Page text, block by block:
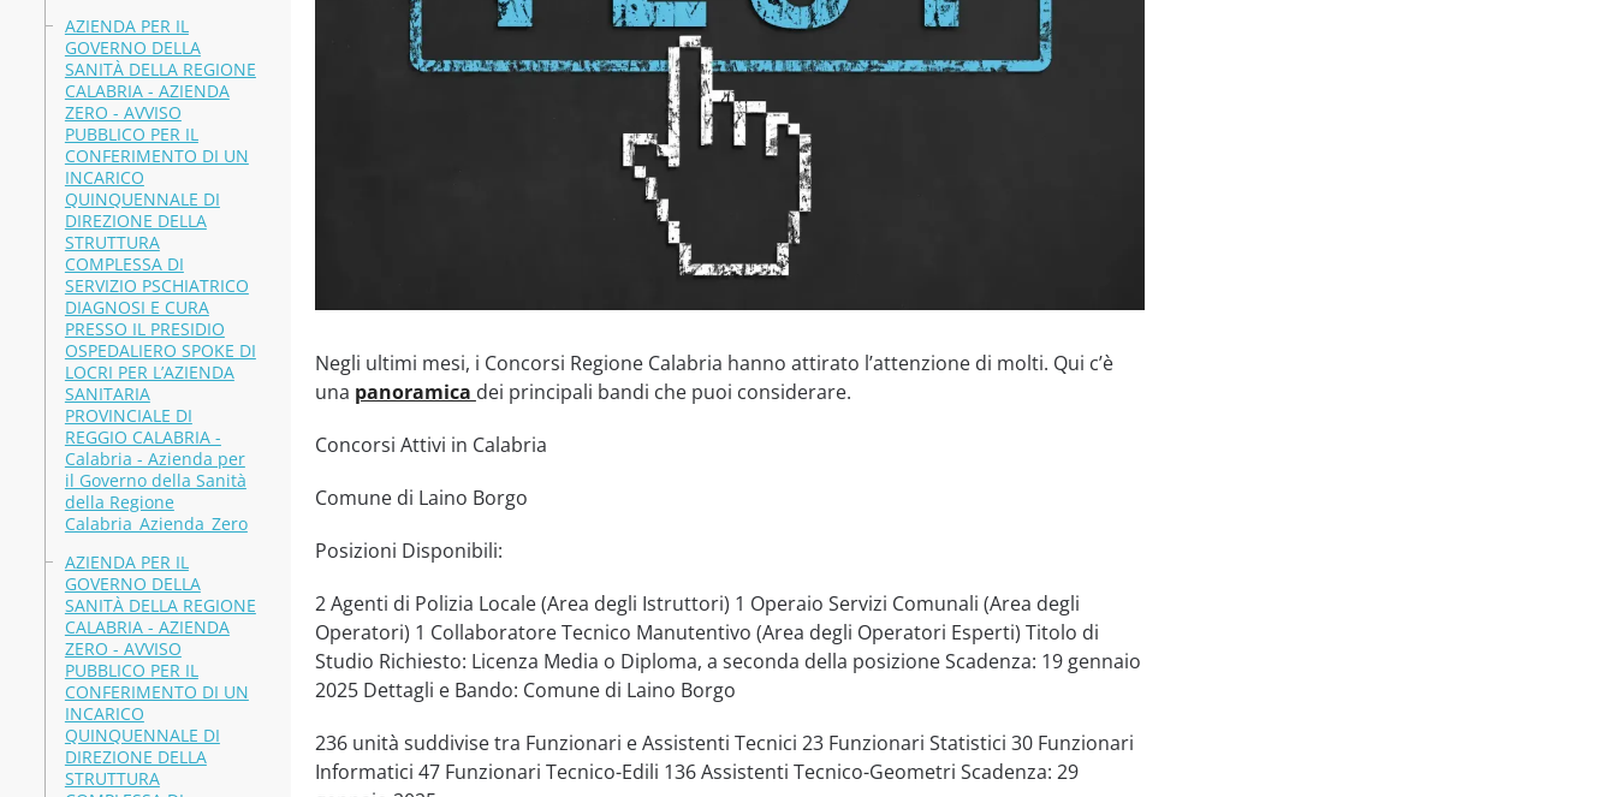
AZIENDA PER IL
GOVERNO DELLA
SANITÀ DELLA REGIONE
CALABRIA - AZIENDA
ZERO - AVVISO
PUBBLICO PER IL
CONFERIMENTO DI UN
INCARICO
QUINQUENNALE DI
DIREZIONE DELLA
STRUTTURA
COMPLESSA DI
SERVIZIO PSCHIATRICO
DIAGNOSI E CURA
PRESSO IL PRESIDIO
OSPEDALIERO SPOKE DI
LOCRI PER L’AZIENDA
SANITARIA
PROVINCIALE DI
REGGIO CALABRIA -
Calabria - Azienda per
il Governo della Sanità
della Regione
Calabria_Azienda_Zero
AZIENDA PER IL
GOVERNO DELLA
SANITÀ DELLA REGIONE
CALABRIA - AZIENDA
ZERO - AVVISO
PUBBLICO PER IL
CONFERIMENTO DI UN
INCARICO
QUINQUENNALE DI
DIREZIONE DELLA
STRUTTURA
Negli ultimi mesi, i Concorsi Regione Calabria hanno attirato l’attenzione di molti. Qui c’è
una panoramica dei principali bandi che puoi considerare.
Concorsi Attivi in Calabria
Comune di Laino Borgo
Posizioni Disponibili:
2 Agenti di Polizia Locale (Area degli Istruttori) 1 Operaio Servizi Comunali (Area degli
Operatori) 1 Collaboratore Tecnico Manutentivo (Area degli Operatori Esperti) Titolo di
Studio Richiesto: Licenza Media o Diploma, a seconda della posizione Scadenza: 19 gennaio
2025 Dettagli e Bando: Comune di Laino Borgo
236 unità suddivise tra Funzionari e Assistenti Tecnici 23 Funzionari Statistici 30 Funzionari
Informatici 47 Funzionari Tecnico-Edili 136 Assistenti Tecnico-Geometri Scadenza: 29